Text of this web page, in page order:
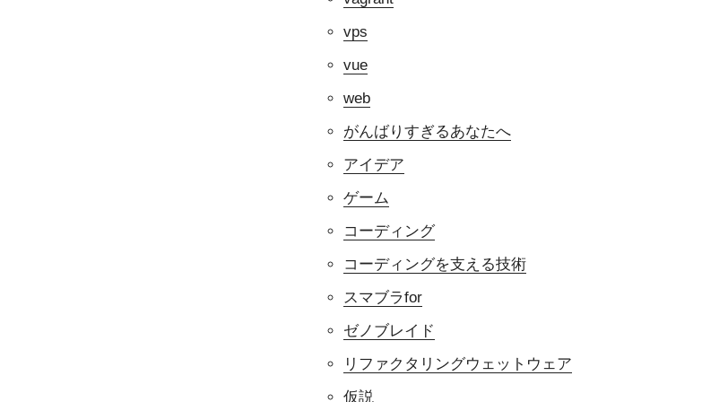
vps
vue
web
がんばりすぎるあなたへ
アイデア
ゲーム
コーディング
コーディングを支える技術
スマブラfor
ゼノブレイド
リファクタリングウェットウェア
仮説